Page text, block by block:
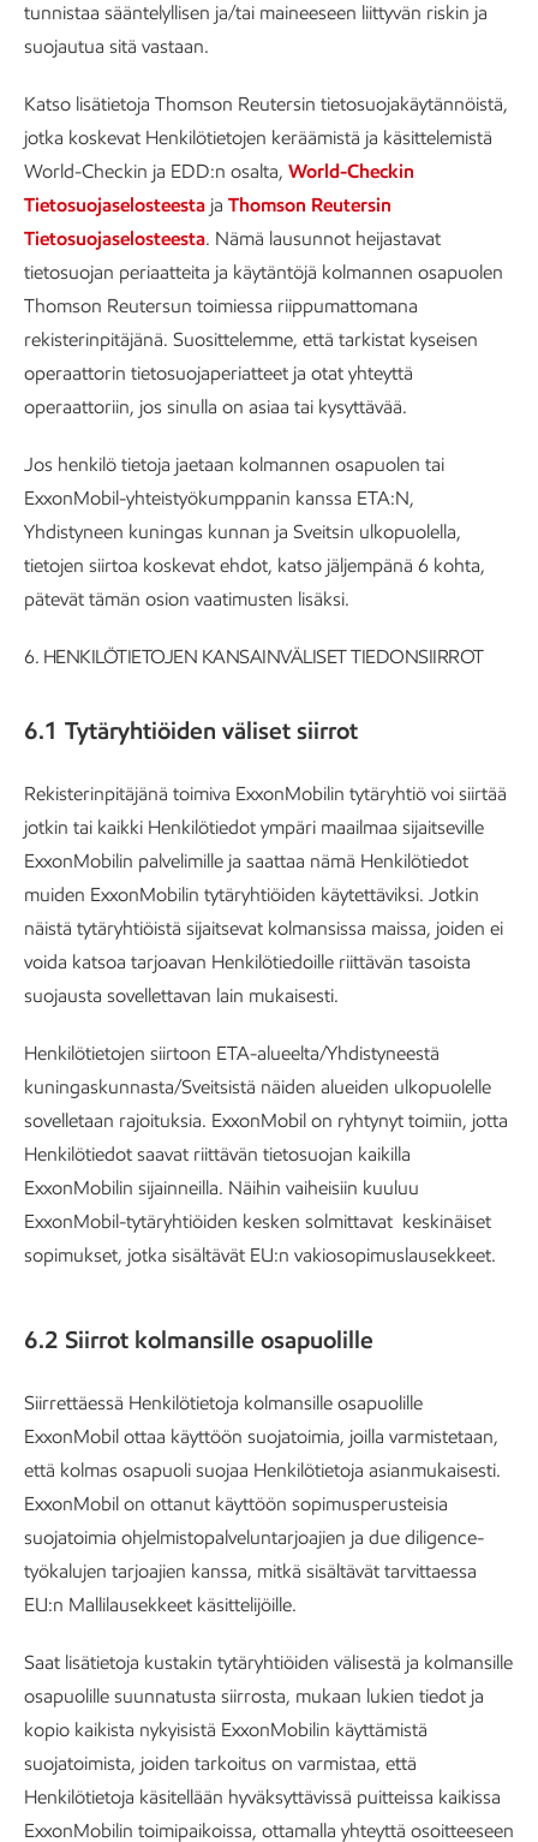
tunnistaa sääntelyllisen ja/tai maineeseen liittyvän riskin ja
suojautua sitä vastaan.
Katso lisätietoja Thomson Reutersin tietosuojakäytännöistä,
jotka koskevat Henkilötietojen keräämistä ja käsittelemistä
World-Checkin ja EDD:n osalta, World-Checkin
Tietosuojaselosteesta ja Thomson Reutersin
Tietosuojaselosteesta. Nämä lausunnot heijastavat
tietosuojan periaatteita ja käytäntöjä kolmannen osapuolen
Thomson Reutersun toimiessa riippumattomana
rekisterinpitäjänä. Suosittelemme, että tarkistat kyseisen
operaattorin tietosuojaperiatteet ja otat yhteyttä
operaattoriin, jos sinulla on asiaa tai kysyttävää.
Jos henkilö tietoja jaetaan kolmannen osapuolen tai
ExxonMobil-yhteistyökumppanin kanssa ETA:N,
Yhdistyneen kuningas kunnan ja Sveitsin ulkopuolella,
tietojen siirtoa koskevat ehdot, katso jäljempänä 6 kohta,
pätevät tämän osion vaatimusten lisäksi.
6. HENKILÖTIETOJEN KANSAINVÄLISET TIEDONSIIRROT
6.1 Tytäryhtiöiden väliset siirrot
Rekisterinpitäjänä toimiva ExxonMobilin tytäryhtiö voi siirtää
jotkin tai kaikki Henkilötiedot ympäri maailmaa sijaitseville
ExxonMobilin palvelimille ja saattaa nämä Henkilötiedot
muiden ExxonMobilin tytäryhtiöiden käytettäviksi. Jotkin
näistä tytäryhtiöistä sijaitsevat kolmansissa maissa, joiden ei
voida katsoa tarjoavan Henkilötiedoille riittävän tasoista
suojausta sovellettavan lain mukaisesti.
Henkilötietojen siirtoon ETA-alueelta/Yhdistyneestä
kuningaskunnasta/Sveitsistä näiden alueiden ulkopuolelle
sovelletaan rajoituksia. ExxonMobil on ryhtynyt toimiin, jotta
Henkilötiedot saavat riittävän tietosuojan kaikilla
ExxonMobilin sijainneilla. Näihin vaiheisiin kuuluu
ExxonMobil-tytäryhtiöiden kesken solmittavat keskinäiset
sopimukset, jotka sisältävät EU:n vakiosopimuslausekkeet.
6.2 Siirrot kolmansille osapuolille
Siirrettäessä Henkilötietoja kolmansille osapuolille
ExxonMobil ottaa käyttöön suojatoimia, joilla varmistetaan,
että kolmas osapuoli suojaa Henkilötietoja asianmukaisesti.
ExxonMobil on ottanut käyttöön sopimusperusteisia
suojatoimia ohjelmistopalveluntarjoajien ja due diligence-
työkalujen tarjoajien kanssa, mitkä sisältävät tarvittaessa
EU:n Mallilausekkeet käsittelijöille.
Saat lisätietoja kustakin tytäryhtiöiden välisestä ja kolmansille
osapuolille suunnatusta siirrosta, mukaan lukien tiedot ja
kopio kaikista nykyisistä ExxonMobilin käyttämistä
suojatoimista, joiden tarkoitus on varmistaa, että
Henkilötietoja käsitellään hyväksyttävissä puitteissa kaikissa
ExxonMobilin toimipaikoissa, ottamalla yhteyttä osoitteeseen